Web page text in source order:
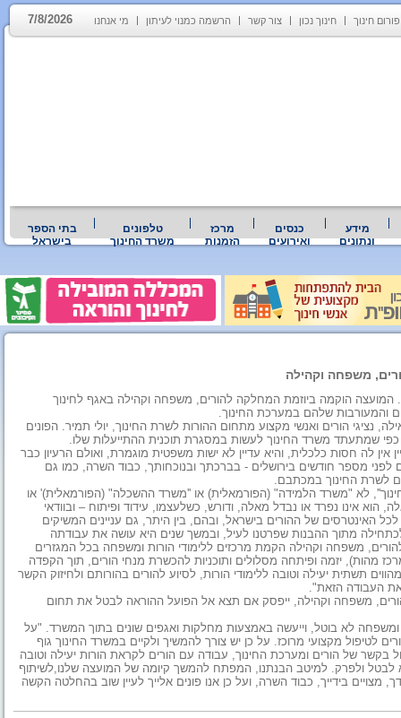
פורום חינוך חינוך נכון צור קשר הרשמה כמנוי לעיתון מי אנחנו 7/8/2026
מידע
ונתונים
כנסים
ואירועים
מרכז
הזמנות
טלפונים
משרד החינוך
בתי הספר
בישראל
משפחה וקהילה
הוקמה ביוזמת המחלקה להורים, משפחה וקהילה באגף לחינוך
והמעורבות שלהם במערכת החינוך.
נציגי הורים ואנשי מקצוע מתחום ההורות לשרת החינוך, יולי תמיר. הפונים
שמתעתד משרד החינוך לעשות במסגרת תוכנית ההתייעלות שלו.
אין לה חסות כלכלית, והיא עדיין לא ישות משפטית מוגמרת, ואולם הרעיון כבר
מספר חודשים בירושלים - בברכתך ובנוכחותך, כבוד השרה, כמו גם
לשרת החינוך במכתבם.
לא "משרד הלמידה" (הפורמאלית) או ''משרד ההשכלה" (הפורמאלית)' או
אינו נפרד או נבדל מאלה, ודורש, כשלעצמו, עידוד ופיתוח – ובוודאי
האינטרסים של ההורים בישראל, ובהם, בין היתר, גם עניינים המשיקים
מתוך ההבנות שפרטנו לעיל, ובמשך שנים היא עושה את עבודתה
משפחה וקהילה הקמת מרכזים ללימודי הורות ומשפחה בכל המגזרים
מהות), יזמה ופיתחה מסלולים ותוכניות להכשרת מנחי הורים, תוך הקפדה
תשתית יעילה וטובה ללימודי הורות, לסיוע להורים בהורותם ולחיזוק הקשר
העבודה הזאת".
משפחה וקהילה, ייפסק אם תצא אל הפועל ההוראה לבטל את תחום
לא בוטל, וייעשה באמצעות מחלקות ואגפים שונים בתוך המשרד. "על
לטיפול מקצועי מרוכז. על כן יש צורך להמשיך ולקיים במשרד החינוך גוף
של הורים ומערכת החינוך, עבודה עם הורים לקראת הורות יעילה וטובה
לבטל ולפרק. למיטב הבנתנו, המפתח להמשך קיומה של המועצה שלנו,לשיתוף
מצויים בידייך, כבוד השרה, ועל כן אנו פונים אלייך לעיין שוב בהחלטה הקשה